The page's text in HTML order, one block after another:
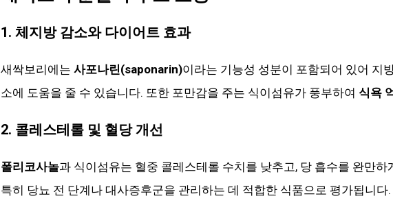
1. 체지방 감소와 다이어트 효과
새싹보리에는 사포나린(saponarin)이라는 기능성 성분이 포함되어 있어 지
소에 도움을 줄 수 있습니다. 또한 포만감을 주는 식이섬유가 풍부하여 식욕
2. 콜레스테롤 및 혈당 개선
폴리코사놀과 식이섬유는 혈중 콜레스테롤 수치를 낮추고, 당 흡수를 완만하
특히 당뇨 전 단계나 대사증후군을 관리하는 데 적합한 식품으로 평가됩니다.